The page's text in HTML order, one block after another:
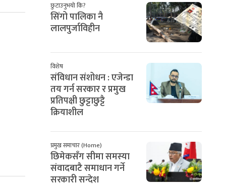
छुटाउनुभयो कि?
सिंगो पालिका नै
लालपुर्जाविहीन
विशेष
संविधान संशोधन : एजेन्डा
तय गर्न सरकार र प्रमुख
प्रतिपक्षी छुट्टाछुट्टै
क्रियाशील
प्रमुख समाचार (Home)
छिमेकसँग सीमा समस्या
संवादबाटै समाधान गर्ने
सरकारी सन्देश